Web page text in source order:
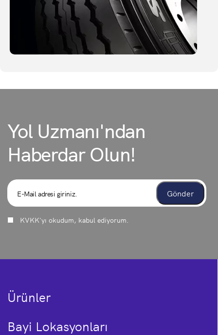
Yol Uzmanı'ndan
Haberdar Olun!
KVKK'yı okudum, kabul ediyorum.
Ürünler
Bayi Lokasyonları